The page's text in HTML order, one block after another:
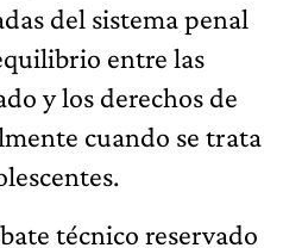
del sistema penal
entre las
y los derechos de
cuando se trata
técnico reservado